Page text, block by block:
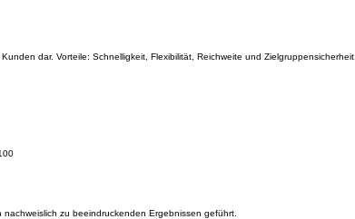
dar. Vorteile: Schnelligkeit, Flexibilität, Reichweite und Zielgruppensicherheit.
zu beeindruckenden Ergebnissen geführt.